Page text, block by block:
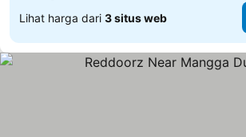
Lihat harga dari 3 situs web